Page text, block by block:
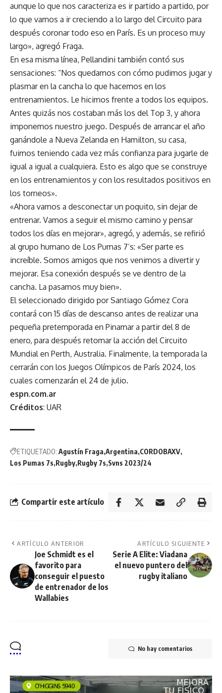
aunque lo que nos caracteriza es ir partido a partido, por
lo que vamos a ir creciendo a lo largo del Circuito para
después coronar todo eso en París. Es un proceso muy
largo», agregó Fraga.
En esa misma línea, Pellandini también contó sus
sensaciones: “Nos quedamos con cómo pudimos jugar y
plasmar en la cancha lo que hacemos en los
entrenamientos. Le hicimos frente a todos los equipos.
Antes quizás nos costaban más los del Top 3, y ahora
imponemos nuestro juego. Después de arrancar el año
ganándole a Nueva Zelanda en Hamilton, su casa,
fuimos teniendo cada vez más confianza para jugarle de
igual a igual a cualquiera. Esto es algo que se construye
en los entrenamientos y con los resultados positivos en
los torneos».
«Ahora vamos a desconectar un poquito, sin dejar de
entrenar. Vamos a seguir el mismo camino y pensar
todos los días en mejorar», agregó, y además, se refirió
al grupo humano de Los Pumas 7’s: «Ser parte es
increíble. Somos amigos que nos venimos a divertir y
mejorar. Esa conexión después se ve dentro de la
cancha. La pasamos muy bien».
El seleccionado dirigido por Santiago Gómez Cora
contará con 15 días de descanso antes de realizar una
pequeña pretemporada en Pinamar a partir del 8 de
enero, para después retomar la acción del Circuito
Mundial en Perth, Australia. Finalmente, la temporada la
cerrarán con los Juegos Olímpicos de París 2024, los
cuales comenzarán el 24 de julio.
espn.com.ar
Créditos: UAR
ETIQUETADO: Agustín Fraga Argentina CORDOBAXV
Los Pumas 7s Rugby Rugby 7s Svns 2023/24
Compartir este artículo
ARTÍCULO ANTERIOR
Joe Schmidt es el
favorito para
conseguir el puesto
de entrenador de los
Wallabies
ARTÍCULO SIGUIENTE
Serie A Elite: Viadana
el nuevo puntero del
rugby italiano
No hay comentarios